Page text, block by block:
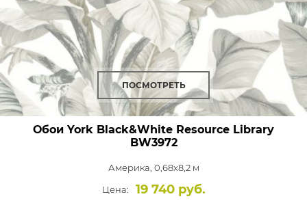
ПОСМОТРЕТЬ
Обои York Black&White Resource Library
BW3972
Америка, 0,68x8,2 м
Цена:
19 740 руб.